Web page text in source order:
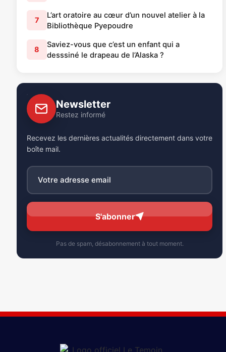
7
L’art oratoire au cœur d’un nouvel atelier à la
Bibliothèque Pyepoudre
8
Saviez-vous que c’est un enfant qui a
desssiné le drapeau de l’Alaska ?
Newsletter
Restez informé
Recevez les dernières actualités directement dans votre
boîte mail.
S'abonner
Pas de spam, désabonnement à tout moment.